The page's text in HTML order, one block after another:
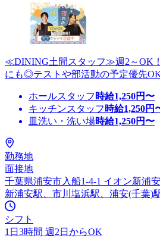
≪DINING土間スタッフ≫週2～OK
にも◎テストや部活動の予定優先
ホールスタッフ 時給1,250円〜
キッチンスタッフ 時給1,250円
皿洗い・洗い場時給1,250円〜
勤務地
面接地
千葉県浦安市入船1-4-1 イオン新浦
新浦安駅、市川塩浜駅、浦安(千葉)
シフト
1日3時間 週2日からOK